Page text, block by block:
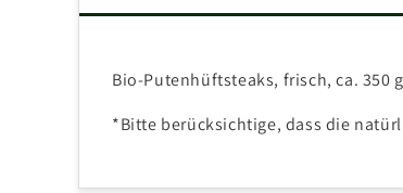
Bio-Putenhüftsteaks, frisch, ca. 350
*Bitte berücksichtige, dass die